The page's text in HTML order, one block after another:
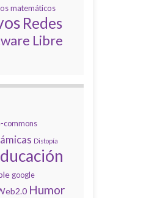
matemáticos
Redes
Libre
commons
Distopía
google
Humor